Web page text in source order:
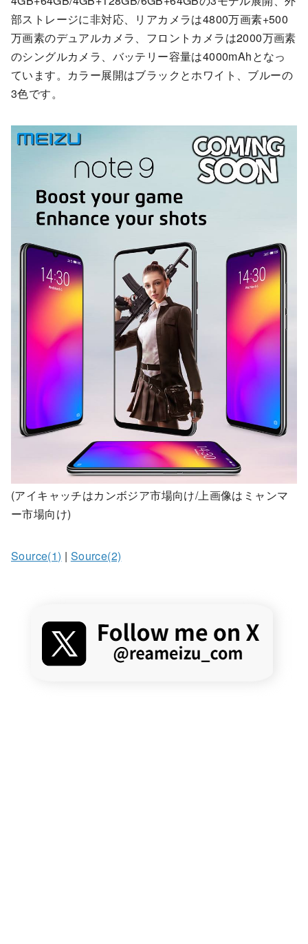
部ストレージに非対応、リアカメラは4800万画素+500
万画素のデュアルカメラ、フロントカメラは2000万画素
のシングルカメラ、バッテリー容量は4000mAhとなっ
ています。カラー展開はブラックとホワイト、ブルーの
3色です。
(アイキャッチはカンボジア市場向け/上画像はミャンマ
ー市場向け)
Source(1) | Source(2)